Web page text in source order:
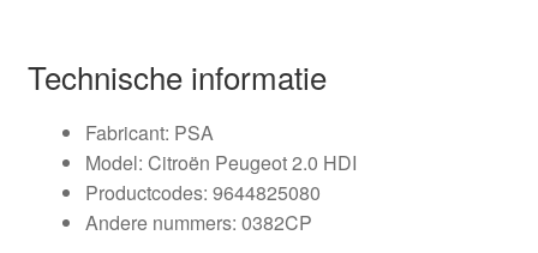
Technische informatie
Fabricant: PSA
Model: Citroën Peugeot 2.0 HDI
Productcodes: 9644825080
Andere nummers: 0382CP